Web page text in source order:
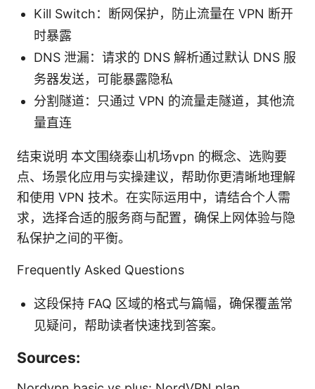
Kill Switch：断网保护，防止流量在 VPN 断开
时暴露
DNS 泄漏：请求的 DNS 解析通过默认 DNS 服
务器发送，可能暴露隐私
分割隧道：只通过 VPN 的流量走隧道，其他流
量直连
结束说明 本文围绕泰山机场vpn 的概念、选购要
点、场景化应用与实操建议，帮助你更清晰地理解
和使用 VPN 技术。在实际运用中，请结合个人需
求，选择合适的服务商与配置，确保上网体验与隐
私保护之间的平衡。
Frequently Asked Questions
这段保持 FAQ 区域的格式与篇幅，确保覆盖常
见疑问，帮助读者快速找到答案。
Sources: